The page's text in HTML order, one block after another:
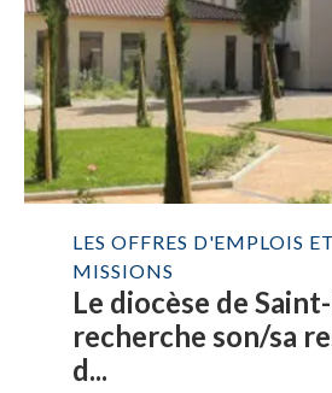
LES OFFRES D'EMPLOIS
MISSIONS
Le diocèse de
recherche son/sa
d...